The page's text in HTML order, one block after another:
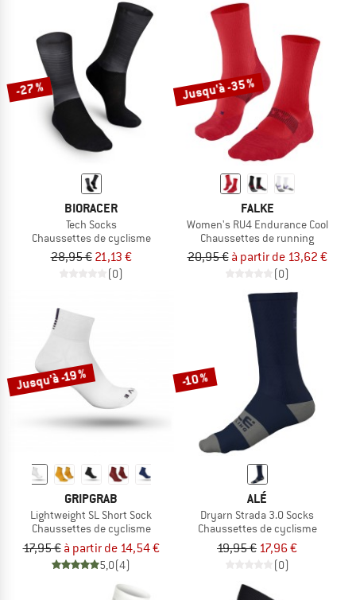
-27 %
BIORACER
Tech Socks
Chaussettes de cyclisme
28,95 € 21,13 €
(0)
Jusqu'à -35 %
FALKE
Women's RU4 Endurance Cool
Chaussettes de running
20,95 € à partir de 13,62 €
(0)
Jusqu'à -19 %
GRIPGRAB
Lightweight SL Short Sock
Chaussettes de cyclisme
17,95 € à partir de 14,54 €
5,0(4)
-10 %
ALÉ
Dryarn Strada 3.0 Socks
Chaussettes de cyclisme
19,95 € 17,96 €
(0)